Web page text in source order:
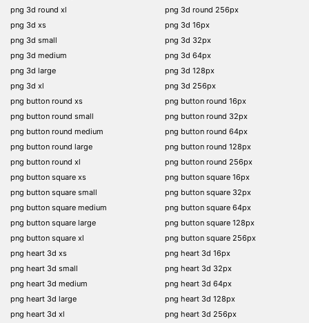
png 3d round xl
png 3d xs
png 3d small
png 3d medium
png 3d large
png 3d xl
png button round xs
png button round small
png button round medium
png button round large
png button round xl
png button square xs
png button square small
png button square medium
png button square large
png button square xl
png heart 3d xs
png heart 3d small
png heart 3d medium
png heart 3d large
png heart 3d xl
png 3d round 256px
png 3d 16px
png 3d 32px
png 3d 64px
png 3d 128px
png 3d 256px
png button round 16px
png button round 32px
png button round 64px
png button round 128px
png button round 256px
png button square 16px
png button square 32px
png button square 64px
png button square 128px
png button square 256px
png heart 3d 16px
png heart 3d 32px
png heart 3d 64px
png heart 3d 128px
png heart 3d 256px